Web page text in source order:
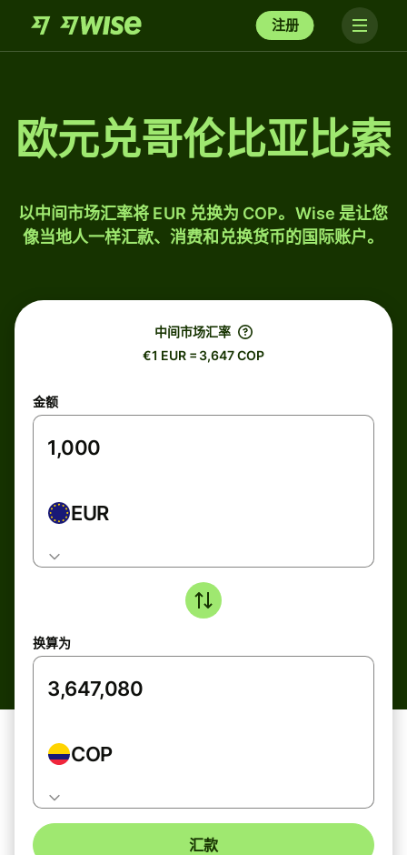
注册
欧元兑哥伦比亚比索
以中间市场汇率将 EUR 兑换为 COP。Wise 是让您
像当地人一样汇款、消费和兑换货币的国际账户。
中间市场汇率
€1 EUR = 3,647 COP
金额
EUR
换算为
COP
汇款